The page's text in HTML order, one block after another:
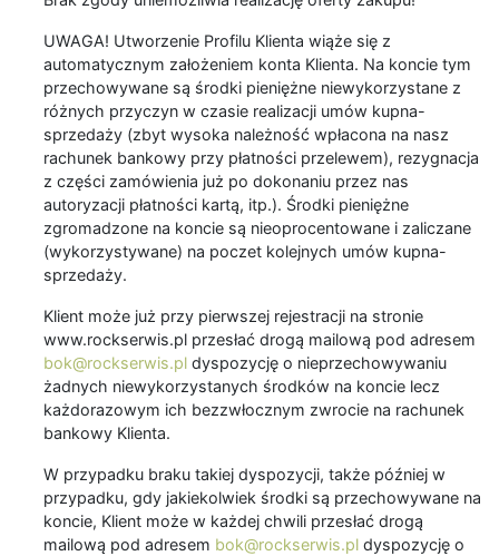
UWAGA! Utworzenie Profilu Klienta wiąże się z
automatycznym założeniem konta Klienta. Na koncie tym
przechowywane są środki pieniężne niewykorzystane z
różnych przyczyn w czasie realizacji umów kupna-
sprzedaży (zbyt wysoka należność wpłacona na nasz
rachunek bankowy przy płatności przelewem), rezygnacja
z części zamówienia już po dokonaniu przez nas
autoryzacji płatności kartą, itp.). Środki pieniężne
zgromadzone na koncie są nieoprocentowane i zaliczane
(wykorzystywane) na poczet kolejnych umów kupna-
sprzedaży.
Klient może już przy pierwszej rejestracji na stronie
www.rockserwis.pl przesłać drogą mailową pod adresem
bok@rockserwis.pl dyspozycję o nieprzechowywaniu
żadnych niewykorzystanych środków na koncie lecz
każdorazowym ich bezzwłocznym zwrocie na rachunek
bankowy Klienta.
W przypadku braku takiej dyspozycji, także później w
przypadku, gdy jakiekolwiek środki są przechowywane na
koncie, Klient może w każdej chwili przesłać drogą
mailową pod adresem bok@rockserwis.pl dyspozycję o